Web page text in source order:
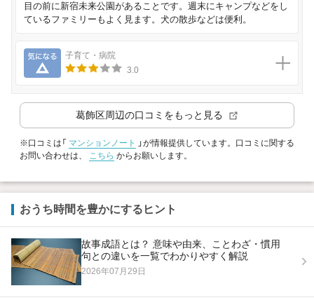
目の前に新宿未来公園があることです。週末にキャンプなどをし
ているファミリーもよく見ます。犬の散歩などは便利。
気になる
子育て・病院
3.0
葛飾区周辺の口コミをもっと見る
※口コミは「 マンションノート
」が情報提供しています。口コミに関する
お問い合わせは、 こちら からお願いします。
おうち時間を豊かにするヒント
故事成語とは？ 意味や由来、ことわざ・慣用
句との違いを一覧でわかりやすく解説
2026年07月29日